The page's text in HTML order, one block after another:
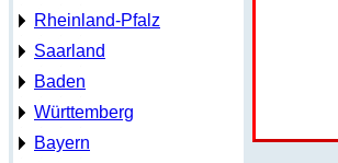
Rheinland-Pfalz
Saarland
Baden
Württemberg
Bayern